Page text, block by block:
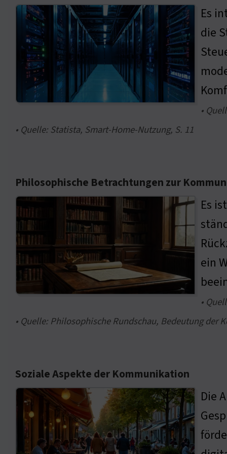
Es
die
•
• Quelle: Statista, Smart-Home-Nutzung, S. 11
Philosophische Betrachtungen zur
Es
ein
•
• Quelle: Philosophische Rundschau, Bedeutung der
Soziale Aspekte der Kommunikation
Die